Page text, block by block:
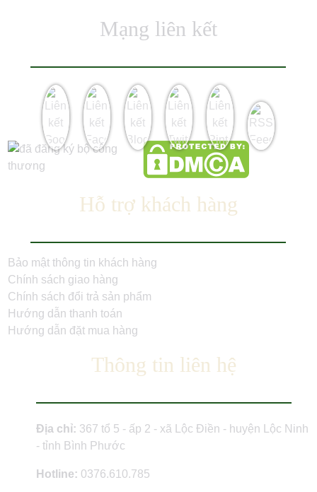
Mạng liên kết
Hỗ trợ khách hàng
Bảo mật thông tin khách hàng
Chính sách giao hàng
Chính sách đổi trả sản phẩm
Hướng dẫn thanh toán
Hướng dẫn đặt mua hàng
Thông tin liên hệ
Địa chỉ: 367 tổ 5 - ấp 2 - xã Lộc Điền - huyện Lộc Ninh
- tỉnh Bình Phước
Hotline: 0376.610.785